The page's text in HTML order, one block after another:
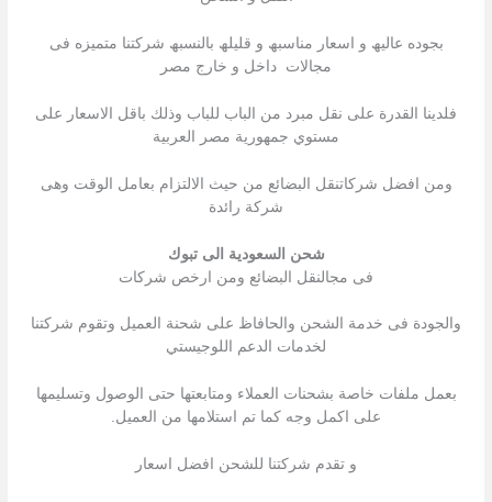
بجوده عالیھ و اسعار مناسبھ و قلیلھ بالنسبھ شركتنا متمیزه فى
مجالات داخل و خارج مصر
فلدينا القدرة على نقل مبرد من الباب للباب وذلك باقل الاسعار على
مستوي جمهورية مصر العربية
ومن افضل شركاتنقل البضائع من حيث الالتزام بعامل الوقت وهى
شركة رائدة
شحن السعودية الى تبوك
فى مجالنقل البضائع ومن ارخص شركات
والجودة فى خدمة الشحن والحافاظ على شحنة العميل وتقوم شركتنا
لخدمات الدعم اللوجيستي
بعمل ملفات خاصة بشحنات العملاء ومتابعتها حتى الوصول وتسليمها
على اكمل وجه كما تم استلامها من العميل.
و تقدم شركتنا للشحن افضل اسعار